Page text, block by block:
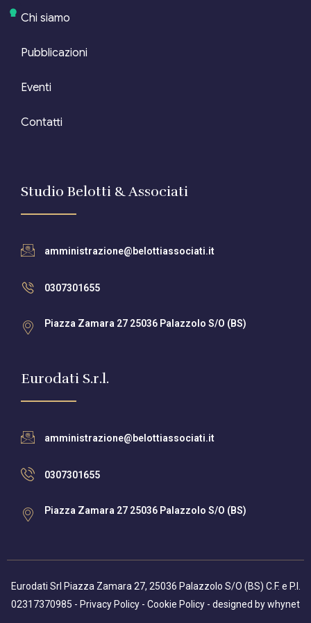
Chi siamo
Pubblicazioni
Eventi
Contatti
Studio Belotti & Associati
amministrazione@belottiassociati.it
0307301655
Piazza Zamara 27 25036 Palazzolo S/O (BS)
Eurodati S.r.l.
amministrazione@belottiassociati.it
0307301655
Piazza Zamara 27 25036 Palazzolo S/O (BS)
Eurodati Srl Piazza Zamara 27, 25036 Palazzolo S/O (BS) C.F. e P.I.
02317370985 - Privacy Policy - Cookie Policy - designed bywhynet